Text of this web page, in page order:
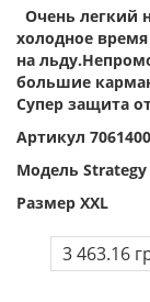
Очень легкий
холодное
на
большие
Супер защита
Артикул 7061400
Модель
Размер XXL
3 463.16